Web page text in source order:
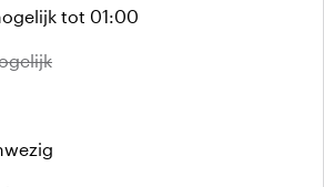
tot 01:00